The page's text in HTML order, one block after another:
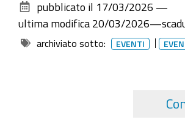
documento
pubblicato il 17/03/2026 —
ultima modifica 20/03/2026—
archiviato sotto: EVENTI